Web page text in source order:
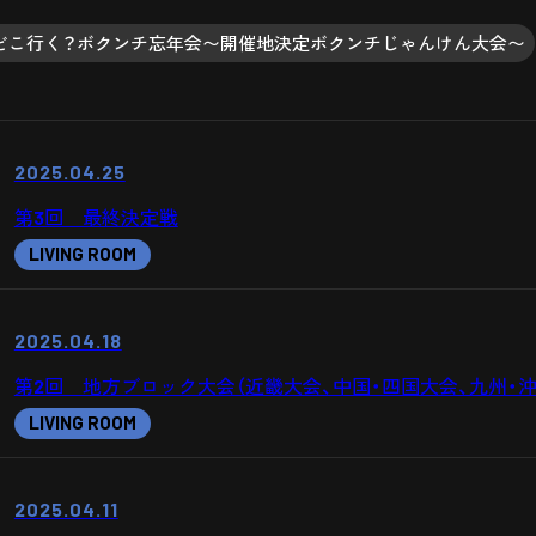
こ行く？ボクンチ忘年会〜開催地決定ボクンチじゃんけん大会〜
2025.04.25
第3回 最終決定戦
LIVING ROOM
2025.04.18
第2回 地方ブロック大会（近畿大会、中国・四国大会、九州・
LIVING ROOM
2025.04.11